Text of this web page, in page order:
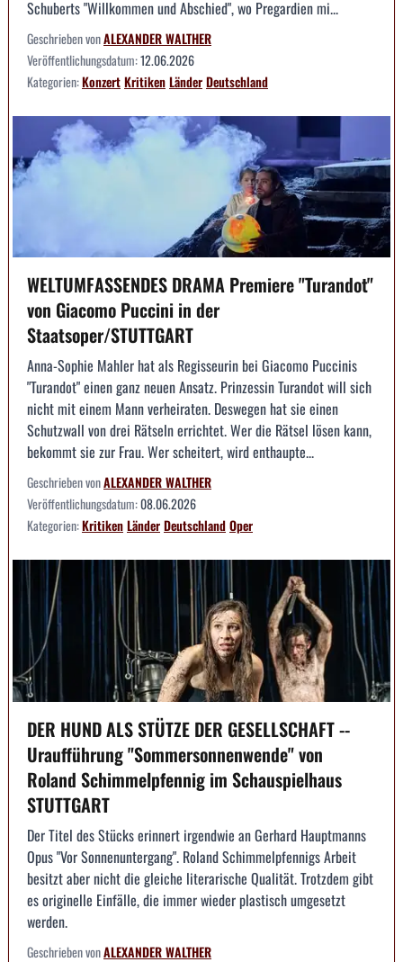
Schuberts "Willkommen und Abschied", wo Pregardien mi...
Geschrieben vonALEXANDER WALTHER
Veröffentlichungsdatum:12.06.2026
Kategorien:KonzertKritikenLänderDeutschland
WELTUMFASSENDES DRAMA Premiere "Turandot"
von Giacomo Puccini in der
Staatsoper/STUTTGART
Anna-Sophie Mahler hat als Regisseurin bei Giacomo Puccinis
"Turandot" einen ganz neuen Ansatz. Prinzessin Turandot will sich
nicht mit einem Mann verheiraten. Deswegen hat sie einen
Schutzwall von drei Rätseln errichtet. Wer die Rätsel lösen kann,
bekommt sie zur Frau. Wer scheitert, wird enthaupte...
Geschrieben vonALEXANDER WALTHER
Veröffentlichungsdatum:08.06.2026
Kategorien:KritikenLänderDeutschlandOper
DER HUND ALS STÜTZE DER GESELLSCHAFT --
Uraufführung "Sommersonnenwende" von
Roland Schimmelpfennig im Schauspielhaus
STUTTGART
Der Titel des Stücks erinnert irgendwie an Gerhard Hauptmanns
Opus "Vor Sonnenuntergang". Roland Schimmelpfennigs Arbeit
besitzt aber nicht die gleiche literarische Qualität. Trotzdem gibt
es originelle Einfälle, die immer wieder plastisch umgesetzt
werden.
Geschrieben vonALEXANDER WALTHER